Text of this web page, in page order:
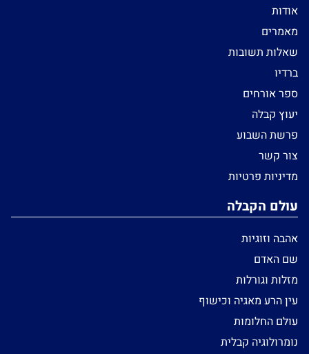
אודות
מאמרים
שאלות תשובות
ברדיו
ספר אורחים
יעוץ קבלה
פרשת השבוע
צור קשר
מדיניות פרטיות
עולם הקבלה
אהבה וזוגיות
שם האדם
מזלות וגורלות
עין הרע מאגיה וכישוף
עולם החלומות
נומרולוגיה קבלית